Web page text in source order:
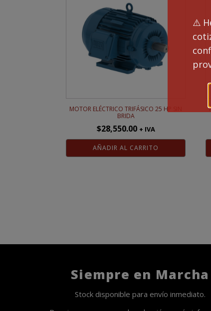
MOTOR ELÉCTRICO TRIFÁSICO 25 HP SIN
BRIDA
$28,550.00 + IVA
AÑADIR AL CARRITO
Siempre en Marcha
Stock disponible para envío inmediato.